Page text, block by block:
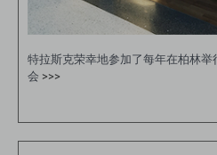
特拉斯克荣幸地参加了每年在柏林
会 >>>